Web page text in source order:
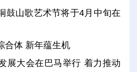
鼓山歌艺术节将于4月中旬在
合体 新年蕴生机
展大会在巴马举行 着力推动